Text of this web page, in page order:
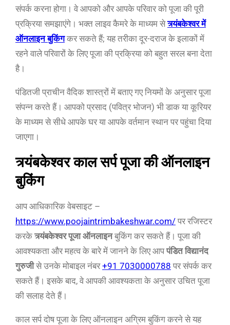
संपर्क करना होगा। वे आपको और आपके परिवार को पूजा की पूरी
प्रक्रिया समझाएंगे। भक्त लाइव कैमरे के माध्यम सेत्र्यंबकेश्वर में
ऑनलाइन बुकिंगकर सकते हैं; यह तरीका दूर-दराज के इलाकों में
रहने वाले परिवारों के लिए पूजा की प्रक्रिया को बहुत सरल बना देता
है।
पंडितजी प्राचीन वैदिक शास्त्रों में बताए गए नियमों के अनुसार पूजा
संपन्न करते हैं। आपको प्रसाद (पवित्र भोजन) भी डाक या कूरियर
के माध्यम से सीधे आपके घर या आपके वर्तमान स्थान पर पहुंचा दिया
जाएगा।
त्र्यंबकेश्वर काल सर्प पूजा की ऑनलाइन
बुकिंग
आप आधिकारिक वेबसाइट –
https://www.poojaintrimbakeshwar.com/ पर रजिस्टर
करकेत्र्यंबकेश्वर पूजा ऑनलाइनबुकिंग कर सकते हैं। पूजा की
आवश्यकता और महत्व के बारे में जानने के लिए आपपंडित विद्यानंद
गुरुजीसे उनके मोबाइल नंबर+91 7030000788 पर संपर्क कर
सकते हैं। इसके बाद, वे आपकी आवश्यकता के अनुसार उचित पूजा
की सलाह देते हैं।
काल सर्प दोष पूजा के लिए ऑनलाइन अग्रिम बुकिंग करने से यह